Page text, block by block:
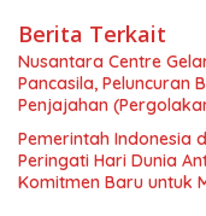
Berita Terkait
Nusantara Centre
Pancasila, Peluncuran
Penjajahan
Simposium Nasional
Nasional dan
Menuju Indonesia
Pemerintah Indonesia
Peringati Hari Dunia
Komitmen Baru untuk